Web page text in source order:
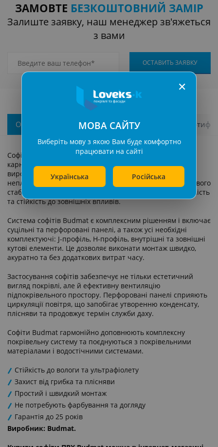
ЗАМОВТЕ БЕЗКОШТОВНИЙ ЗАМІР
Залиште заявку, наш менеджер зв'яжеться
з вами
Описання Характеристики Гарантія та
Софіти ПВХ Budmat — це якісне рішення для підшивки
карнизного звису даху від відомого європейського
виробника Budmat. Панелі виготовляються з
непластифікованого ПВХ із застосуванням цинк-кальцієвого
стабілізатора, що забезпечує високу міцність, довговічність
та стійкість до зовнішніх впливів.
Система софітів Budmat є комплексним рішенням і включає
суцільні та перфоровані панелі, а також усі необхідні
комплектуючі: J-профіль, H-профіль, внутрішні та зовнішні
кутові елементи. Це дозволяє виконати монтаж швидко,
акуратно та без додаткових витрат часу.
Застосування софітів забезпечує не тільки естетичний
вигляд покрівлі, але й ефективну вентиляцію
підпокрівельного простору. Перфоровані панелі сприяють
циркуляції повітря, що запобігає утворенню конденсату,
плісняви та продовжує термін служби даху.
Софіти Budmat гармонійно доповнюють комплексну
покрівельну систему та поєднуються з покрівельними
матеріалами і водостічними системами.
Стійкість до вологи та ультрафіолету
Захист від грибка та плісняви
Простий і швидкий монтаж
Не потребують фарбування та догляду
Гарантія до 25 років
Виробник: Budmat.
✕
МОВА САЙТУ
Виберіть мову з якою Вам буде комфортно
працювати на сайті
Українська Російська